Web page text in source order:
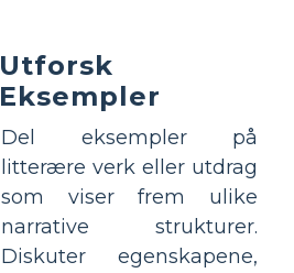
Utforsk
Eksempler
Del eksempler på
litterære verk eller utdrag
som viser frem ulike
narrative strukturer.
Diskuter egenskapene,